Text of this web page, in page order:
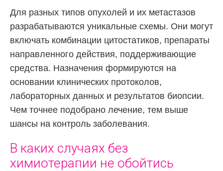
Для разных типов опухолей и их метастазов
разрабатываются уникальные схемы. Они могут
включать комбинации цитостатиков, препараты
направленного действия, поддерживающие
средства. Назначения формируются на
основании клинических протоколов,
лабораторных данных и результатов биопсии.
Чем точнее подобрано лечение, тем выше
шансы на контроль заболевания.
В каких случаях без
химиотерапии не обойтись